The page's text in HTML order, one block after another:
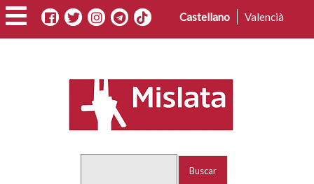
Pasar
al
contenido
Castellano Valencià